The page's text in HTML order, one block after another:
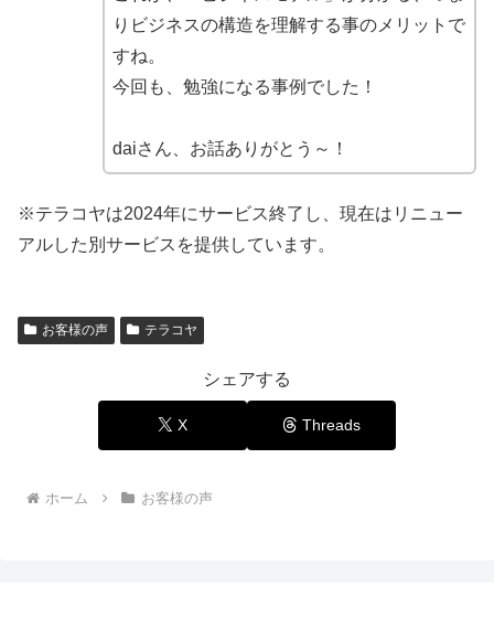
りビジネスの構造を理解する事のメリットで
すね。
今回も、勉強になる事例でした！
daiさん、お話ありがとう～！
※テラコヤは2024年にサービス終了し、現在はリニュー
アルした別サービスを提供しています。
お客様の声 テラコヤ
シェアする
X Threads
ホーム お客様の声